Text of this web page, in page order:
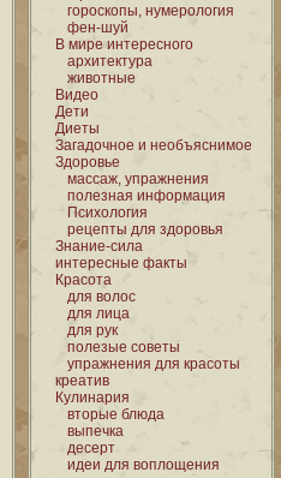
гороскопы, нумерология
фен-шуй
В мире интересного
архитектура
животные
Видео
Дети
Диеты
Загадочное и необъяснимое
Здоровье
массаж, упражнения
полезная информация
Психология
рецепты для здоровья
Знание-сила
интересные факты
Красота
для волос
для лица
для рук
полезые советы
упражнения для красоты
креатив
Кулинария
вторые блюда
выпечка
десерт
идеи для воплощения